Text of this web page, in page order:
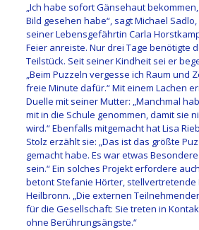
„Ich habe sofort Gänsehaut
Bild gesehen habe“, sagt Michael
seiner Lebensgefährtin Carla
Feier anreiste. Nur drei Tage benötigte
Teilstück. Seit seiner Kindheit sei er
„Beim Puzzeln vergesse ich Raum und
freie Minute dafür.“ Mit einem Lachen
Duelle mit seiner Mutter: „Manchmal
mit in die Schule genommen, damit sie
wird.“ Ebenfalls mitgemacht hat Lisa
Stolz erzählt sie: „Das ist das größte
gemacht habe. Es war etwas
sein.“ Ein solches Projekt erfordere
betont Stefanie Hörter, stellvertretende
Heilbronn. „Die externen
für die Gesellschaft: Sie treten in
ohne Berührungsängste.“